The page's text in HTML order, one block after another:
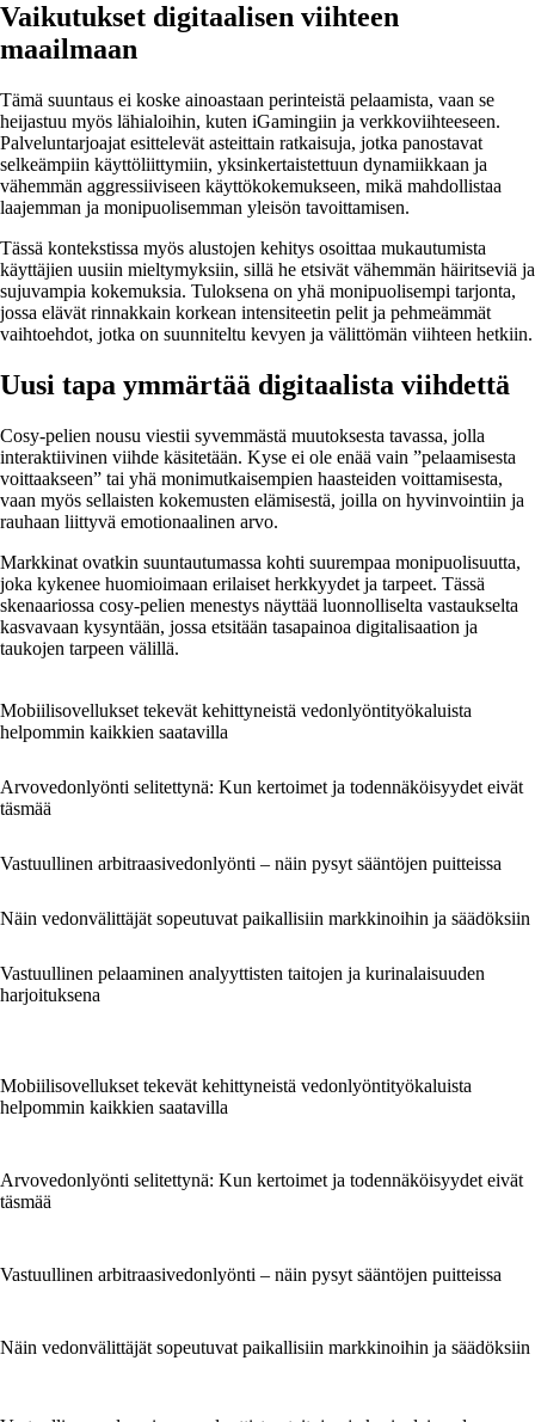
Vaikutukset digitaalisen viihteen
maailmaan
Tämä suuntaus ei koske ainoastaan perinteistä pelaamista, vaan se
heijastuu myös lähialoihin, kuten iGamingiin ja verkkoviihteeseen.
Palveluntarjoajat esittelevät asteittain ratkaisuja, jotka panostavat
selkeämpiin käyttöliittymiin, yksinkertaistettuun dynamiikkaan ja
vähemmän aggressiiviseen käyttökokemukseen, mikä mahdollistaa
laajemman ja monipuolisemman yleisön tavoittamisen.
Tässä kontekstissa myös alustojen kehitys osoittaa mukautumista
käyttäjien uusiin mieltymyksiin, sillä he etsivät vähemmän häiritseviä ja
sujuvampia kokemuksia. Tuloksena on yhä monipuolisempi tarjonta,
jossa elävät rinnakkain korkean intensiteetin pelit ja pehmeämmät
vaihtoehdot, jotka on suunniteltu kevyen ja välittömän viihteen hetkiin.
Uusi tapa ymmärtää digitaalista viihdettä
Cosy-pelien nousu viestii syvemmästä muutoksesta tavassa, jolla
interaktiivinen viihde käsitetään. Kyse ei ole enää vain ”pelaamisesta
voittaakseen” tai yhä monimutkaisempien haasteiden voittamisesta,
vaan myös sellaisten kokemusten elämisestä, joilla on hyvinvointiin ja
rauhaan liittyvä emotionaalinen arvo.
Markkinat ovatkin suuntautumassa kohti suurempaa monipuolisuutta,
joka kykenee huomioimaan erilaiset herkkyydet ja tarpeet. Tässä
skenaariossa cosy-pelien menestys näyttää luonnolliselta vastaukselta
kasvavaan kysyntään, jossa etsitään tasapainoa digitalisaation ja
taukojen tarpeen välillä.
Mobiilisovellukset tekevät kehittyneistä vedonlyöntityökaluista
helpommin kaikkien saatavilla
Arvovedonlyönti selitettynä: Kun kertoimet ja todennäköisyydet eivät
täsmää
Vastuullinen arbitraasivedonlyönti – näin pysyt sääntöjen puitteissa
Näin vedonvälittäjät sopeutuvat paikallisiin markkinoihin ja säädöksiin
Vastuullinen pelaaminen analyyttisten taitojen ja kurinalaisuuden
harjoituksena
Mobiilisovellukset tekevät kehittyneistä vedonlyöntityökaluista
helpommin kaikkien saatavilla
Arvovedonlyönti selitettynä: Kun kertoimet ja todennäköisyydet eivät
täsmää
Vastuullinen arbitraasivedonlyönti – näin pysyt sääntöjen puitteissa
Näin vedonvälittäjät sopeutuvat paikallisiin markkinoihin ja säädöksiin